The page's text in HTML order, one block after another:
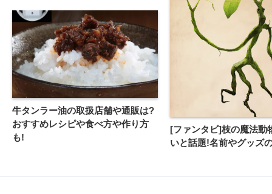
牛タンラー油の取扱店舗や通販は?
おすすめレシピや食べ方や作り方
も!
[ファンタビ]枝の魔法動
いと話題!名前やグッズ